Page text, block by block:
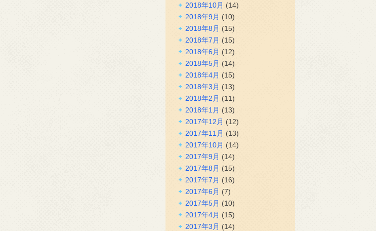
2018年10月 (14)
2018年9月 (10)
2018年8月 (15)
2018年7月 (15)
2018年6月 (12)
2018年5月 (14)
2018年4月 (15)
2018年3月 (13)
2018年2月 (11)
2018年1月 (13)
2017年12月 (12)
2017年11月 (13)
2017年10月 (14)
2017年9月 (14)
2017年8月 (15)
2017年7月 (16)
2017年6月 (7)
2017年5月 (10)
2017年4月 (15)
2017年3月 (14)